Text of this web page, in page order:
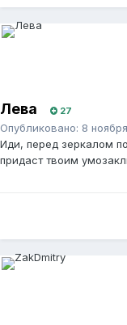
Лева 27
Опубликовано: 8
Иди, перед зеркалом
придаст твоим